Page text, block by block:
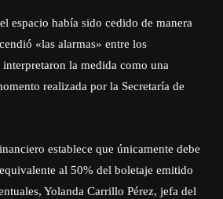
espacio había sido cedido de manera
«las alarmas» entre los
la medida como una
realizada por la Secretaría de
establece que únicamente debe
al 50% del boletaje emitido
Yolanda Carrillo Pérez, jefa del